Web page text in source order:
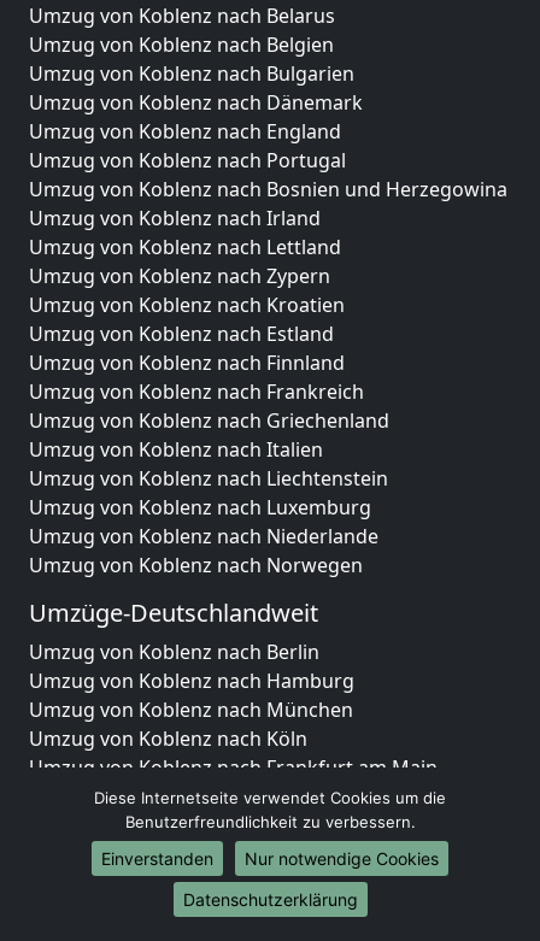
Umzug von Koblenz nach Belarus
Umzug von Koblenz nach Belgien
Umzug von Koblenz nach Bulgarien
Umzug von Koblenz nach Dänemark
Umzug von Koblenz nach England
Umzug von Koblenz nach Portugal
Umzug von Koblenz nach Bosnien und Herzegowina
Umzug von Koblenz nach Irland
Umzug von Koblenz nach Lettland
Umzug von Koblenz nach Zypern
Umzug von Koblenz nach Kroatien
Umzug von Koblenz nach Estland
Umzug von Koblenz nach Finnland
Umzug von Koblenz nach Frankreich
Umzug von Koblenz nach Griechenland
Umzug von Koblenz nach Italien
Umzug von Koblenz nach Liechtenstein
Umzug von Koblenz nach Luxemburg
Umzug von Koblenz nach Niederlande
Umzug von Koblenz nach Norwegen
Umzüge-Deutschlandweit
Umzug von Koblenz nach Berlin
Umzug von Koblenz nach Hamburg
Umzug von Koblenz nach München
Umzug von Koblenz nach Köln
Umzug von Koblenz nach Frankfurt am Main
Umzug von Koblenz nach Stuttgart
Umzug von Koblenz nach Düsseldorf
Umzug von Koblenz nach Leipzig
Umzug von Koblenz nach Dortmund
Umzug von Koblenz nach Essen
Diese Internetseite verwendet Cookies um die
Benutzerfreundlichkeit zu verbessern.
Einverstanden
Nur notwendige Cookies
Datenschutzerklärung